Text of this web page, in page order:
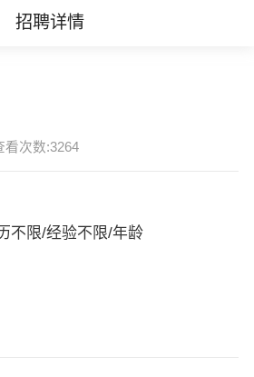
招聘详情
看次数:3264
不限/经验不限/年龄